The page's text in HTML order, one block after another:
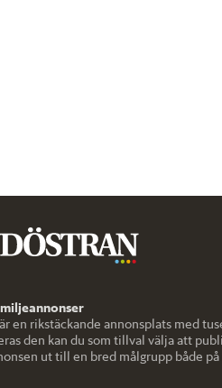
en rikstäckande annonsplats med
den kan du som tillval välja att
ut till en bred målgrupp både